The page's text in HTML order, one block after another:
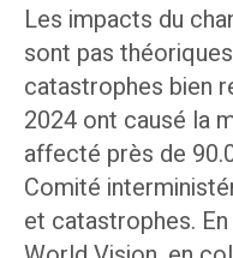
Les impacts du
sont pas
catastrophes bien
2024 ont causé la
affecté près de
Comité
et catastrophes. En